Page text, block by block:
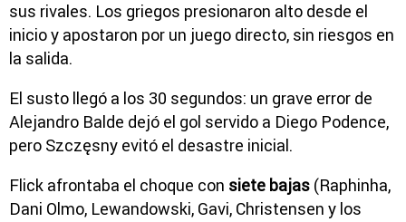
sus rivales. Los griegos presionaron alto desde el
inicio y apostaron por un juego directo, sin riesgos en
la salida.
El susto llegó a los 30 segundos: un grave error de
Alejandro Balde dejó el gol servido a Diego Podence,
pero Szczęsny evitó el desastre inicial.
Flick afrontaba el choque con siete bajas (Raphinha,
Dani Olmo, Lewandowski, Gavi, Christensen y los